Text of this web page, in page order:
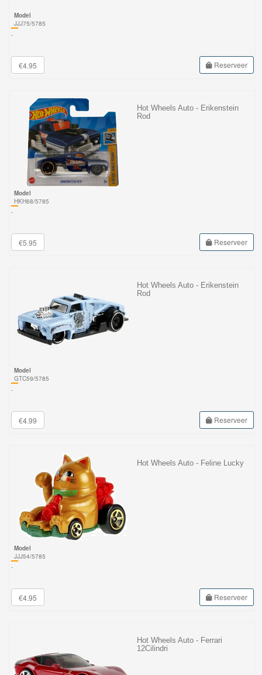
Model
JJJ75/5785
-
€4.95 Reserveer
Hot Wheels Auto - Erikenstein
Rod
Model
HKH68/5785
-
€5.95 Reserveer
Hot Wheels Auto - Erikenstein
Rod
Model
GTC59/5785
-
€4.99 Reserveer
Hot Wheels Auto - Feline Lucky
Model
JJJ54/5785
-
€4.95 Reserveer
Hot Wheels Auto - Ferrari
12Cilindri